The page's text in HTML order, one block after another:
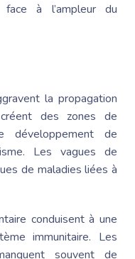
à l’ampleur du
la propagation
des zones de
développement de
Les vagues de
de maladies liées à
conduisent à une
immunitaire. Les
souvent de